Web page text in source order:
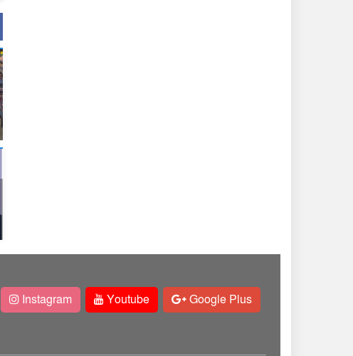
Instagram Youtube Google Plus